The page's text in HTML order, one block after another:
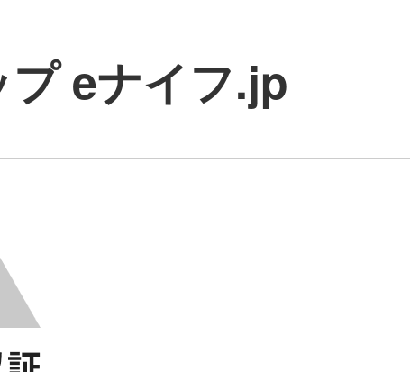
eナイフ.jp